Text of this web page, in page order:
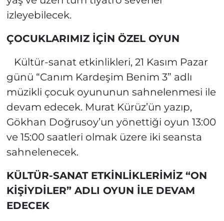
izleyebilecek.
ÇOCUKLARIMIZ İÇİN ÖZEL OYUN
Kültür-sanat etkinlikleri, 21 Kasım Pazar
günü “Canım Kardeşim Benim 3” adlı
müzikli çocuk oyununun sahnelenmesi ile
devam edecek. Murat Kürüz’ün yazıp,
Gökhan Doğrusoy’un yönettiği oyun 13:00
ve 15:00 saatleri olmak üzere iki seansta
sahnelenecek.
KÜLTÜR-SANAT ETKİNLİKLERİMİZ “ON
KİŞİYDİLER” ADLI OYUN İLE DEVAM
EDECEK